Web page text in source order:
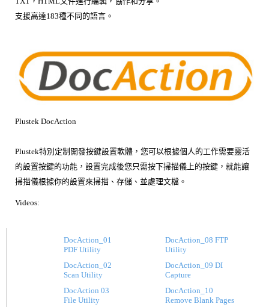
支援高達183種不同的語言。
Plustek DocAction
Plustek特別定制開發按鍵設置軟體，您可以根據個人的工作需要靈活
的設置按鍵的功能，設置完成後您只需按下掃描儀上的按鍵，就能讓
掃描儀根據你的設置來掃描、存儲、並處理文檔。
Videos:
DocAction_01
PDF Utility
DocAction_02
Scan Utility
DocAction 03
File Utility
DocAction_08 FTP
Utility
DocAction_09 DI
Capture
DocAction_10
Remove Blank Pages